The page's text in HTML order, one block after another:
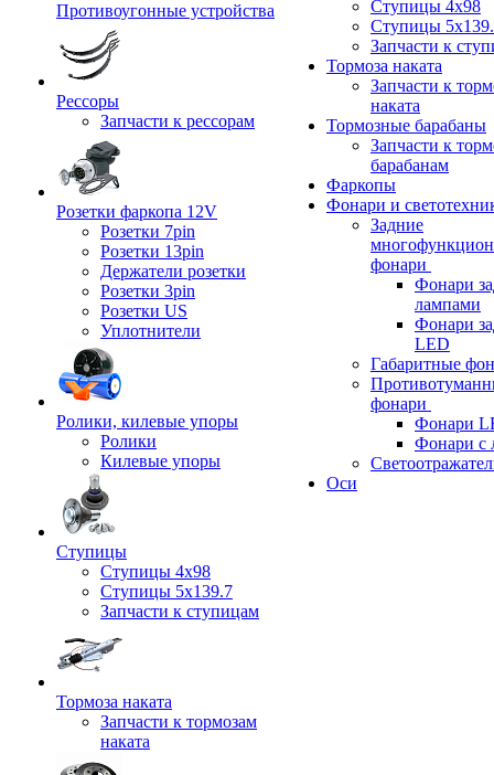
Противоугонные устройства
Рессоры
Запчасти к рессорам
Розетки фаркопа 12V
Розетки 7pin
Розетки 13pin
Держатели розетки
Розетки 3pin
Розетки US
Уплотнители
Ролики, килевые упоры
Ролики
Килевые упоры
Ступицы
Ступицы 4x98
Ступицы 5x139.7
Запчасти к ступицам
Тормоза наката
Запчасти к тормозам
наката
Ступицы 4x98
Ступицы
Запчасти к
Тормоза наката
Запчасти к
наката
Тормозные барабаны
Запчасти к
барабанам
Фаркопы
Фонари и
Задние
фонари
Фонари
лампами
Фонари
LED
Габаритные
фонари
Фонари
Фонари с
Оси